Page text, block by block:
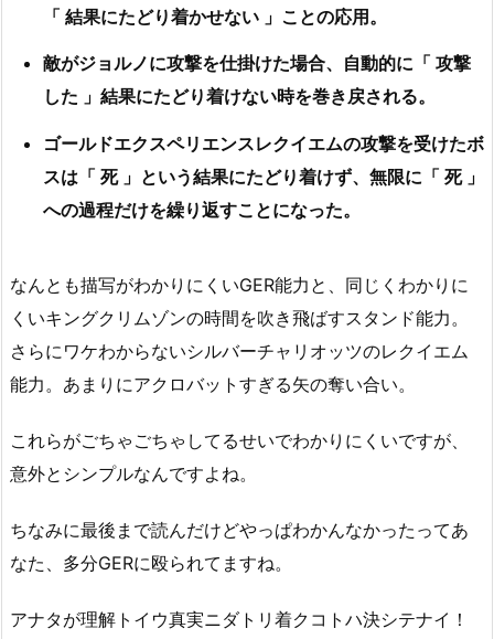
「 結果にたどり着かせない 」ことの応用。
敵がジョルノに攻撃を仕掛けた場合、自動的に「 攻撃
した 」結果にたどり着けない時を巻き戻される。
ゴールドエクスペリエンスレクイエムの攻撃を受けたボ
スは「 死 」という結果にたどり着けず、無限に「 死 」
への過程だけを繰り返すことになった。
なんとも描写がわかりにくいGER能力と、同じくわかりに
くいキングクリムゾンの時間を吹き飛ばすスタンド能力。
さらにワケわからないシルバーチャリオッツのレクイエム
能力。あまりにアクロバットすぎる矢の奪い合い。
これらがごちゃごちゃしてるせいでわかりにくいですが、
意外とシンプルなんですよね。
ちなみに最後まで読んだけどやっぱわかんなかったってあ
なた、多分GERに殴られてますね。
アナタが理解トイウ真実ニダトリ着クコトハ決シテナイ！